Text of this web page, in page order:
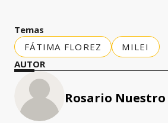
Temas
FÁTIMA FLOREZ
MILEI
AUTOR
Rosario Nuestro